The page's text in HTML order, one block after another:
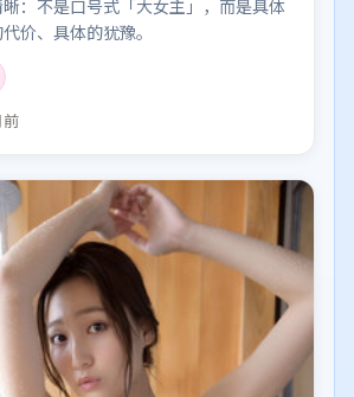
：不是口号式「大女主」，而是具体
价、具体的犹豫。
前